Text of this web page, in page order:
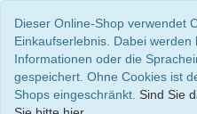
Dieser Online-Shop verwendet
Einkaufserlebnis. Dabei
Informationen oder die
gespeichert. Ohne Cookies ist
Shops eingeschränkt. Sind Sie